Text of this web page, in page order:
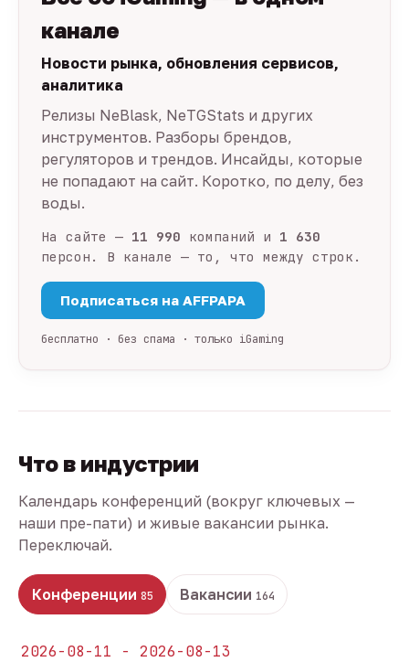
канале
Новости рынка, обновления сервисов,
аналитика
Релизы NeBlask, NeTGStats и других
инструментов. Разборы брендов,
регуляторов и трендов. Инсайды, которые
не попадают на сайт. Коротко, по делу, без
воды.
На сайте — 11 990 компаний и 1 630
персон. В канале — то, что между строк.
Подписаться на AFFPAPA
бесплатно · без спама · только iGaming
Что в индустрии
Календарь конференций (вокруг ключевых —
наши пре-пати) и живые вакансии рынка.
Переключай.
Конференции 85 Вакансии 164
2026-08-11 - 2026-08-13